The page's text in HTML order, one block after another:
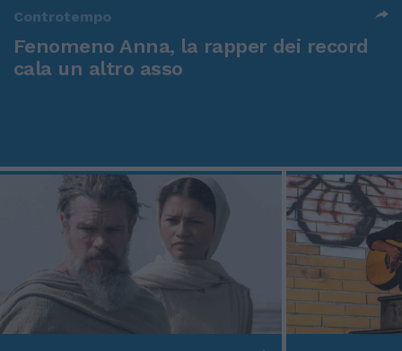
Controtempo
Fenomeno Anna, la rapper dei record
cala un altro asso